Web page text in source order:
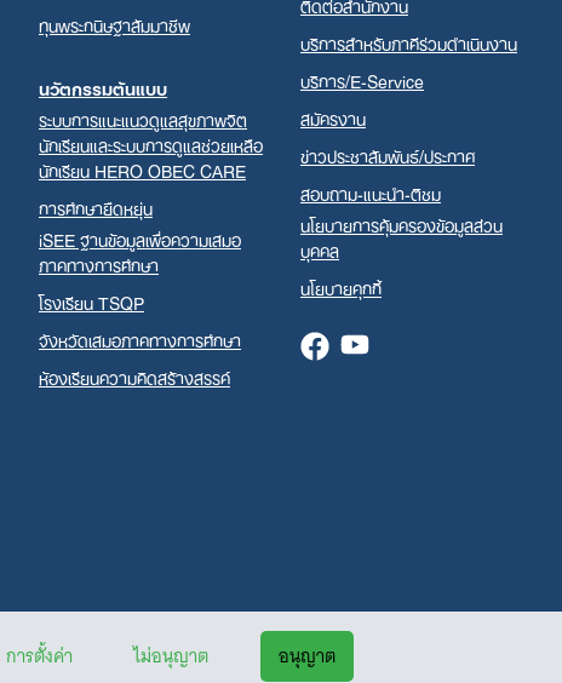
การตั้งค่า ไม่อนุญาต อนุญาต
ทุนพระกนิษฐาสัมมาชีพ
นวัตกรรมต้นแบบ
ระบบการแนะแนวดูแลสุขภาพจิต
นักเรียนและระบบการดูแลช่วยเหลือ
นักเรียน HERO OBEC CARE
การศึกษายืดหยุ่น
iSEE ฐานข้อมูลเพื่อความเสมอ
ภาคทางการศึกษา
โรงเรียน TSQP
จังหวัดเสมอภาคทางการศึกษา
ห้องเรียนความคิดสร้างสรรค์
บริการสำหรับภาคีร่วมดำเนินงาน
บริการ/E-Service
สมัครงาน
ข่าวประชาสัมพันธ์/ประกาศ
สอบถาม-แนะนำ-ติชม
นโยบายการคุ้มครองข้อมูลส่วน
บุคคล
นโยบายคุกกี้
FacebookYoutube